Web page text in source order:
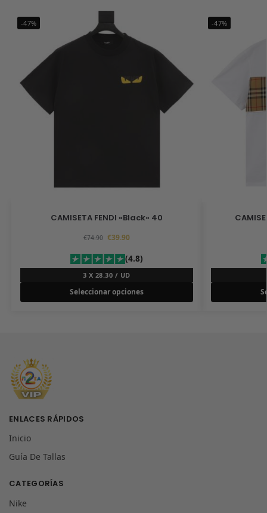
-47%
CAMISETA FENDI «Black» 40
€74.90 €39.90
(4.8)
3 X 28.30 / UD
Seleccionar opciones
-47%
ENLACES RÁPIDOS
Inicio
Guía De Tallas
CATEGORÍAS
Nike